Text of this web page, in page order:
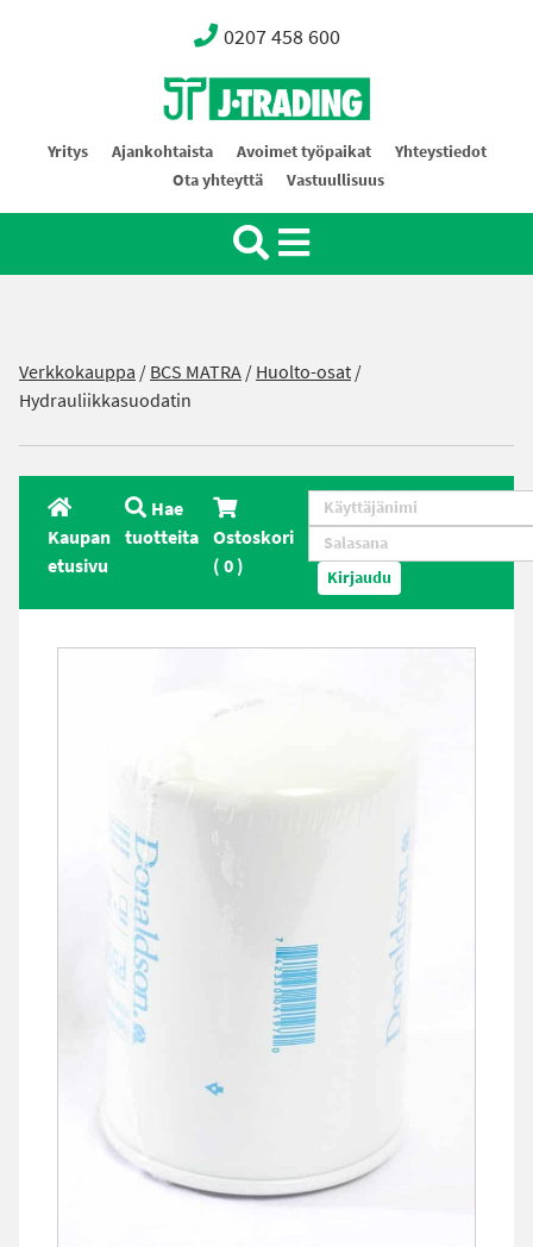
0207 458 600
Oy J-Trading Ab
Yritys Ajankohtaista Avoimet työpaikat
Yhteystiedot
Ota yhteyttä
Vastuullisuus
Verkkokauppa /BCS MATRA/Huolto-osat/
Hydrauliikkasuodatin
Kaupan
etusivu
Hae
tuotteita Ostoskori
(0) Kirjaudu